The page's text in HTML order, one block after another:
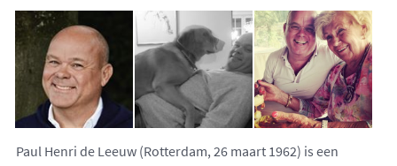
Paul Henri de Leeuw (Rotterdam, 26 maart 1962) is een